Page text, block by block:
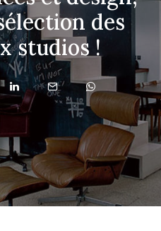
des
studios !